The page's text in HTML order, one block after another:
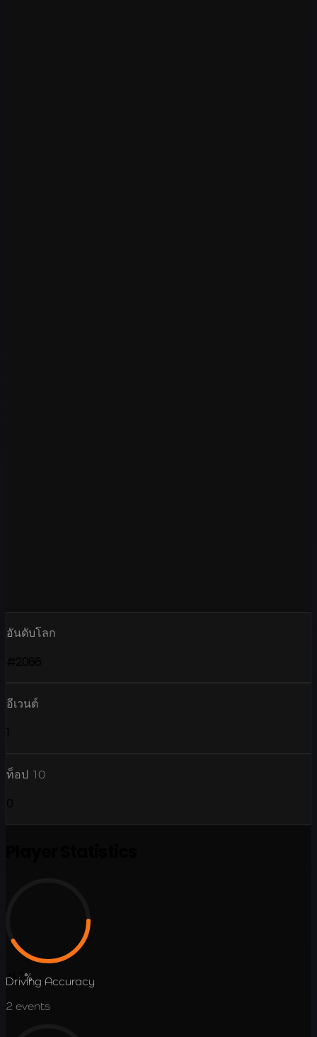
อันดับโลก
อีเวนต์
ท็อป 10
41.7%
Driving Accuracy
2 events